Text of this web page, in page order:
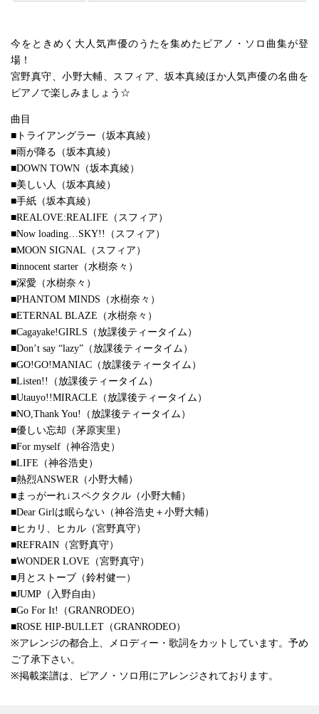
今をときめく大人気声優のうたを集めたピアノ・ソロ曲集が登
場！
宮野真守、小野大輔、スフィア、坂本真綾ほか人気声優の名曲を
ピアノで楽しみましょう☆
曲目
■トライアングラー（坂本真綾）
■雨が降る（坂本真綾）
■DOWN TOWN（坂本真綾）
■美しい人（坂本真綾）
■手紙（坂本真綾）
■REALOVE:REALIFE（スフィア）
■Now loading…SKY!!（スフィア）
■MOON SIGNAL（スフィア）
■innocent starter（水樹奈々）
■深愛（水樹奈々）
■PHANTOM MINDS（水樹奈々）
■ETERNAL BLAZE（水樹奈々）
■Cagayake!GIRLS（放課後ティータイム）
■Don’t say “lazy”（放課後ティータイム）
■GO!GO!MANIAC（放課後ティータイム）
■Listen!!（放課後ティータイム）
■Utauyo!!MIRACLE（放課後ティータイム）
■NO,Thank You!（放課後ティータイム）
■優しい忘却（茅原実里）
■For myself（神谷浩史）
■LIFE（神谷浩史）
■熱烈ANSWER（小野大輔）
■まっがーれ↓スペクタクル（小野大輔）
■Dear Girlは眠らない（神谷浩史＋小野大輔）
■ヒカリ、ヒカル（宮野真守）
■REFRAIN（宮野真守）
■WONDER LOVE（宮野真守）
■月とストーブ（鈴村健一）
■JUMP（入野自由）
■Go For It!（GRANRODEO）
■ROSE HIP-BULLET（GRANRODEO）
※アレンジの都合上、メロディー・歌詞をカットしています。予め
ご了承下さい。
※掲載楽譜は、ピアノ・ソロ用にアレンジされております。